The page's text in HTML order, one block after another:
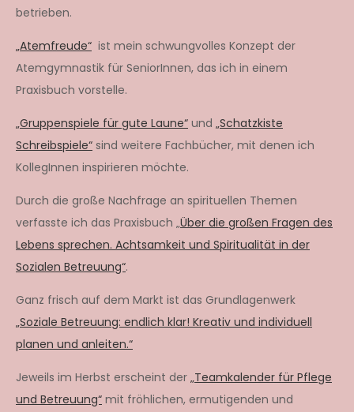
betrieben.
„Atemfreude“ ist mein schwungvolles Konzept der
Atemgymnastik für SeniorInnen, das ich in einem
Praxisbuch vorstelle.
„Gruppenspiele für gute Laune“ und „Schatzkiste
Schreibspiele“ sind weitere Fachbücher, mit denen ich
KollegInnen inspirieren möchte.
Durch die große Nachfrage an spirituellen Themen
verfasste ich das Praxisbuch „Über die großen Fragen des
Lebens sprechen. Achtsamkeit und Spiritualität in der
Sozialen Betreuung“.
Ganz frisch auf dem Markt ist das Grundlagenwerk
„Soziale Betreuung: endlich klar! Kreativ und individuell
planen und anleiten.“
Jeweils im Herbst erscheint der „Teamkalender für Pflege
und Betreuung“ mit fröhlichen, ermutigenden und